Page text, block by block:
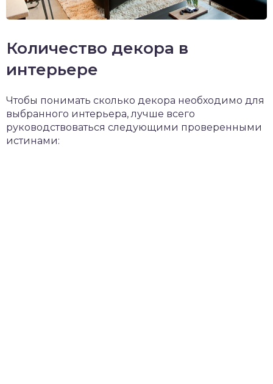
Количество декора в
интерьере
Чтобы понимать сколько декора необходимо для
выбранного интерьера, лучше всего
руководствоваться следующими проверенными
истинами: